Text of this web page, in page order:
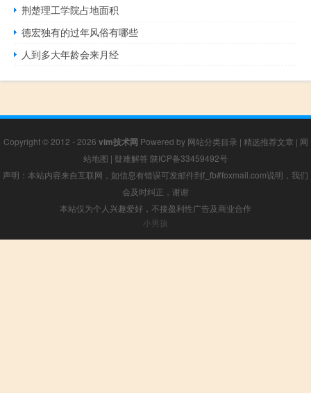
荆楚理工学院占地面积
德宏独有的过年风俗有哪些
人到多大年龄会来月经
Copyright © 2012 - 2026 vim技术网 Powered by 网站分类目录 | 精选推荐文章 | 网
站地图 | 疑难解答 陕ICP备33459492号
声明：本站内容来自互联网，如信息有错误可发邮件到f_fb#foxmail.com说明，我们
会及时纠正，谢谢
本站仅为个人兴趣爱好，不接盈利性广告及商业合作
小男孩